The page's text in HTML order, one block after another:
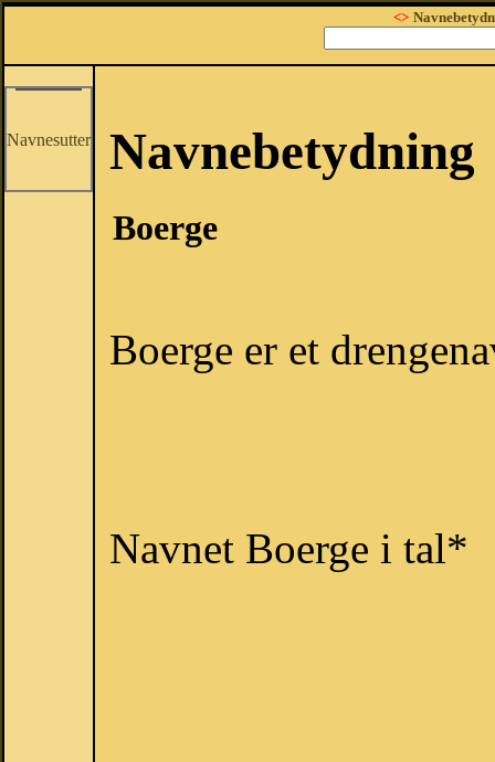
<>
Navnesutter Navnebetydning
Boerge
Boerge er et
Navnet Boerge i tal*